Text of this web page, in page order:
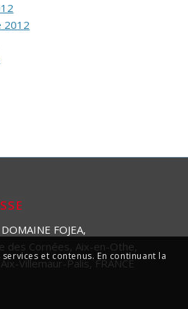
2012
FOJEA,
des Cornées, Aix-en-Othe,
Villemaur-Palis, FRANCE
et contenus. En continuant la